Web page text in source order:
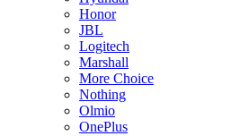
Honor
JBL
Logitech
Marshall
More Choice
Nothing
Olmio
OnePlus